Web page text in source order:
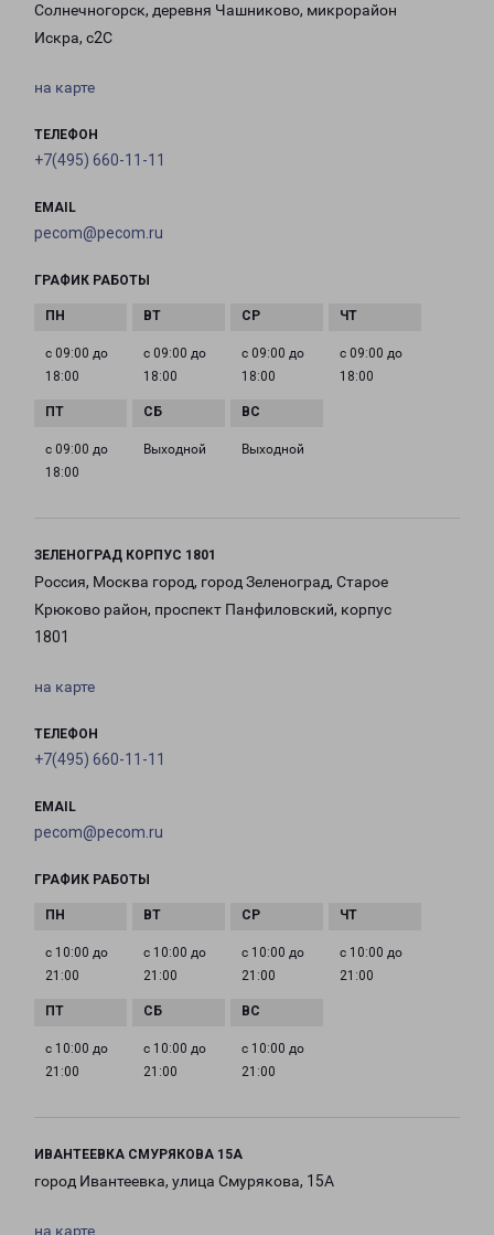
Солнечногорск, деревня Чашниково, микрорайон
Искра, с2С
на карте
ТЕЛЕФОН
+7(495) 660-11-11
EMAIL
pecom@pecom.ru
ГРАФИК РАБОТЫ
с 09:00 до
18:00
с 09:00 до
18:00
с 09:00 до
18:00
с 09:00 до
18:00
с 09:00 до
18:00
Выходной Выходной
ЗЕЛЕНОГРАД КОРПУС 1801
Россия, Москва город, город Зеленоград, Старое
Крюково район, проспект Панфиловский, корпус
1801
на карте
ТЕЛЕФОН
+7(495) 660-11-11
EMAIL
pecom@pecom.ru
ГРАФИК РАБОТЫ
с 10:00 до
21:00
с 10:00 до
21:00
с 10:00 до
21:00
с 10:00 до
21:00
с 10:00 до
21:00
с 10:00 до
21:00
с 10:00 до
21:00
ИВАНТЕЕВКА СМУРЯКОВА 15А
город Ивантеевка, улица Смурякова, 15А
на карте